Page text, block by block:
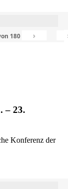
180 ›
– 23.
Konferenz der